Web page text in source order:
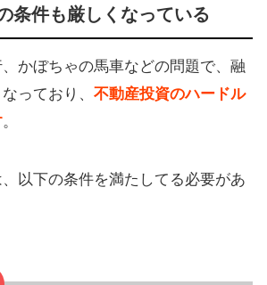
条件も厳しくなっている
かぼちゃの馬車などの問題で、融
っており、 不動産投資のハードル
。
以下の条件を満たしてる必要があ